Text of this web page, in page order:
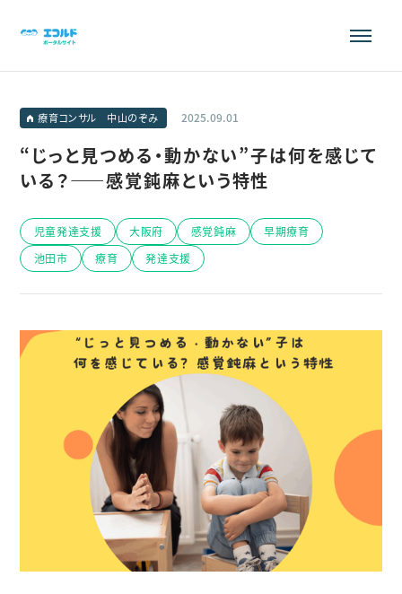
療育コンサル 中山のぞみ 2025.09.01
“じっと見つめる・動かない”子は何を感じて
いる？——感覚鈍麻という特性
児童発達支援 大阪府 感覚鈍麻
早期療育
池田市
療育 発達支援